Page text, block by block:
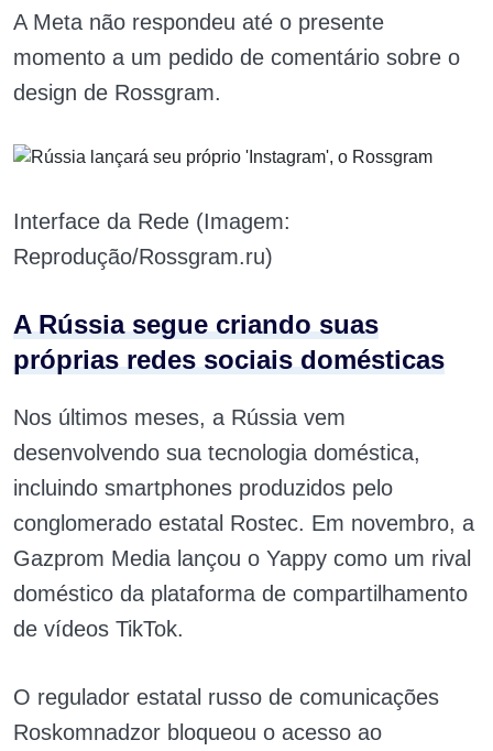
A Meta não respondeu até o presente
momento a um pedido de comentário sobre o
design de Rossgram.
Interface da Rede (Imagem:
Reprodução/Rossgram.ru)
A Rússia segue criando suas
próprias redes sociais domésticas
Nos últimos meses, a Rússia vem
desenvolvendo sua tecnologia doméstica,
incluindo smartphones produzidos pelo
conglomerado estatal Rostec. Em novembro, a
Gazprom Media lançou o Yappy como um rival
doméstico da plataforma de compartilhamento
de vídeos TikTok.
O regulador estatal russo de comunicações
Roskomnadzor bloqueou o acesso ao